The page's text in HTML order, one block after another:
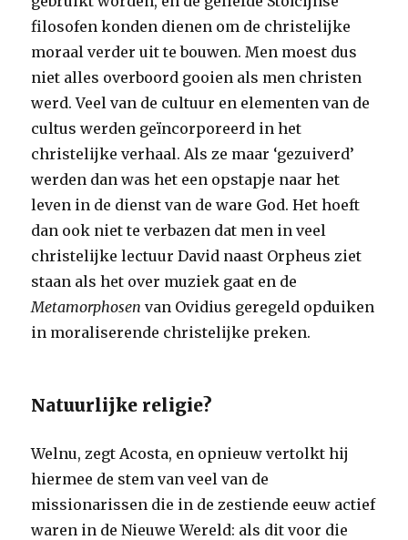
filosofen konden dienen om de christelijke
moraal verder uit te bouwen. Men moest dus
niet alles overboord gooien als men christen
werd. Veel van de cultuur en elementen van de
cultus werden geïncorporeerd in het
christelijke verhaal. Als ze maar ‘gezuiverd’
werden dan was het een opstapje naar het
leven in de dienst van de ware God. Het hoeft
dan ook niet te verbazen dat men in veel
christelijke lectuur David naast Orpheus ziet
staan als het over muziek gaat en de
Metamorphosen van Ovidius geregeld opduiken
in moraliserende christelijke preken.
Natuurlijke religie?
Welnu, zegt Acosta, en opnieuw vertolkt hij
hiermee de stem van veel van de
missionarissen die in de zestiende eeuw actief
waren in de Nieuwe Wereld: als dit voor die